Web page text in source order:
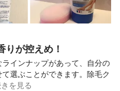
りが控えめ！
インナップがあって、自分の
選ぶことができます。除毛ク
を見る